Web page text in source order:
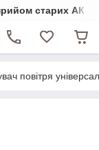
старих АКБ
повітря